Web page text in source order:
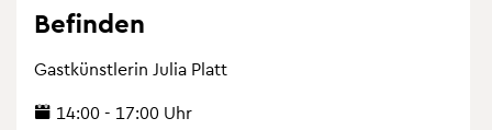
Be­fin­den
Gast­künst­le­rin Julia Platt
14:00 - 17:00 Uhr